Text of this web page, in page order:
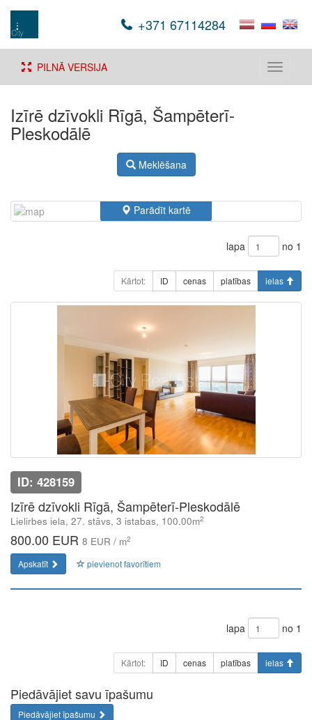
+371 67114284
Toggle
PILNĀ VERSIJA
Izīrē dzīvokli Rīgā, Šampēterī-
Pleskodālē
Meklēšana
Parādīt kartē
lapa no 1
Kārtot: ID cenas platības ielas
ID: 428159
Izīrē dzīvokli Rīgā, Šampēterī-Pleskodālē
Lielirbes iela, 27. stāvs, 3 istabas, 100.00m2
800.00 EUR 8 EUR / m2
Apskatīt pievienot favorītiem
lapa no 1
Kārtot: ID cenas platības ielas
Piedāvājiet savu īpašumu
Piedāvājiet īpašumu